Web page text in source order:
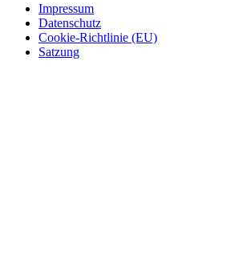
Impressum
Datenschutz
Cookie-Richtlinie (EU)
Satzung